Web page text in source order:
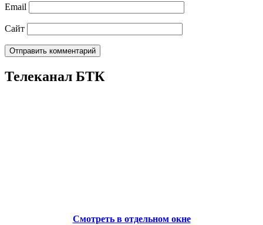
Email
Сайт
Телеканал БТК
Смотреть в отдельном окне